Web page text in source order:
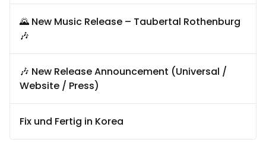
🌄 New Music Release – Taubertal Rothenburg
🎶
🎶 New Release Announcement (Universal /
Website / Press)
Fix und Fertig in Korea